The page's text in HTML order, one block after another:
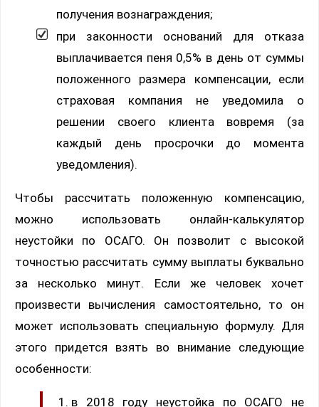
получения вознаграждения;
при законности оснований для отказа
выплачивается пеня 0,5% в день от суммы
положенного размера компенсации, если
страховая компания не уведомила о
решении своего клиента вовремя (за
каждый день просрочки до момента
уведомления).
Чтобы рассчитать положенную компенсацию,
можно использовать онлайн-калькулятор
неустойки по ОСАГО. Он позволит с высокой
точностью рассчитать сумму выплаты буквально
за несколько минут. Если же человек хочет
произвести вычисления самостоятельно, то он
может использовать специальную формулу. Для
этого придется взять во внимание следующие
особенности:
в 2018 году неустойка по ОСАГО не